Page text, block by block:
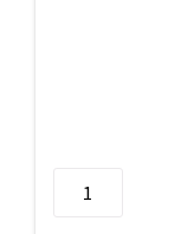
quantité